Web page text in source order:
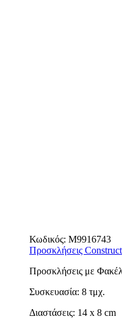
Κωδικός: M9916743
Προσκλήσεις
Προσκλήσεις με
Συσκευασία: 8 τμχ.
Διαστάσεις: 14 x 8 cm